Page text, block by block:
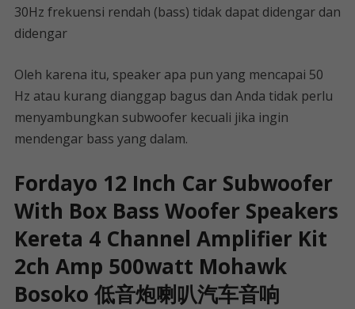
30Hz frekuensi rendah (bass) tidak dapat didengar dan
didengar
Oleh karena itu, speaker apa pun yang mencapai 50
Hz atau kurang dianggap bagus dan Anda tidak perlu
menyambungkan subwoofer kecuali jika ingin
mendengar bass yang dalam.
Fordayo 12 Inch Car Subwoofer
With Box Bass Woofer Speakers
Kereta 4 Channel Amplifier Kit
2ch Amp 500watt Mohawk
Bosoko 低音炮喇叭汽车音响